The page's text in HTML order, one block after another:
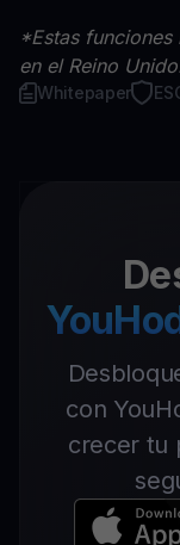
*Estas
en el Reino
Whitepaper
con
crecer tu